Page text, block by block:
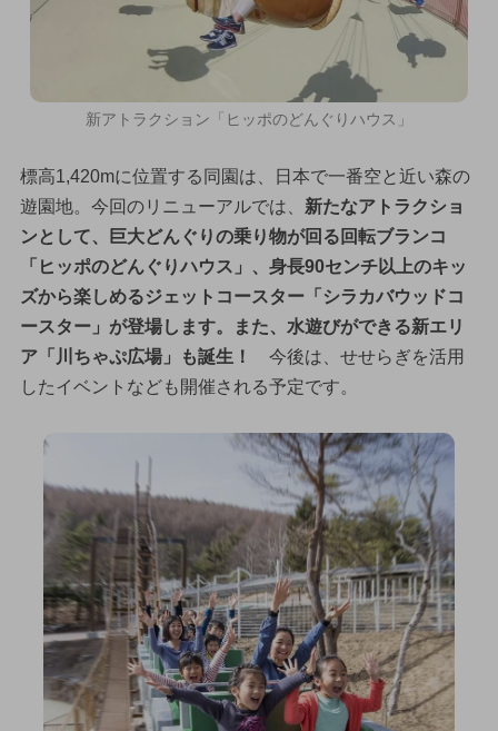
新アトラクション「ヒッポのどんぐりハウス」
標高1,420mに位置する同園は、日本で一番空と近い森の
遊園地。今回のリニューアルでは、 新たなアトラクショ
ンとして、巨大どんぐりの乗り物が回る回転ブランコ
「ヒッポのどんぐりハウス」、身長90センチ以上のキッ
ズから楽しめるジェットコースター「シラカバウッドコ
ースター」が登場します。また、水遊びができる新エリ
ア「川ちゃぷ広場」も誕生！
今後は、せせらぎを活用
したイベントなども開催される予定です。